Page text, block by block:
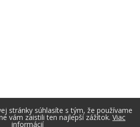
stránky súhlasíte s tým, že používame
vám zaistili ten najlepší zážitok. Viac
informácií